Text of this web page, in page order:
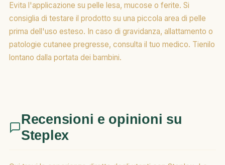
Evita l'applicazione su pelle lesa, mucose o ferite. Si
consiglia di testare il prodotto su una piccola area di pelle
prima dell'uso esteso. In caso di gravidanza, allattamento o
patologie cutanee pregresse, consulta il tuo medico. Tienilo
lontano dalla portata dei bambini.
Recensioni e opinioni su
Steplex